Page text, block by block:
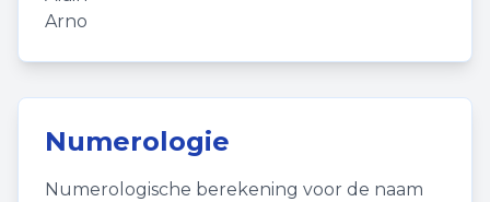
Arno
Numerologie
Numerologische berekening voor de naam